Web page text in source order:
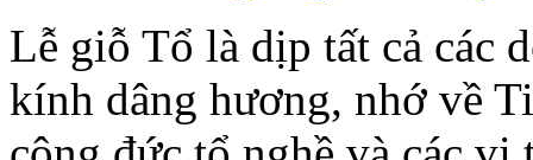
Lễ giỗ Tổ là dịp tất cả các
kính dâng hương, nhớ về